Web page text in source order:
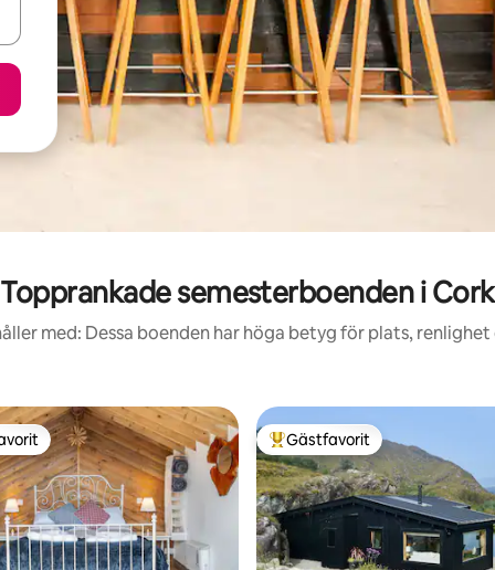
Topprankade semesterboenden i Cork
med: Dessa boenden har höga betyg för plats, renlighet
Populär gästfavorit
Gästfavorit